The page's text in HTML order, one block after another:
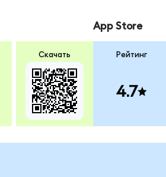
Скачать
App Store
Рейтинг
4.7